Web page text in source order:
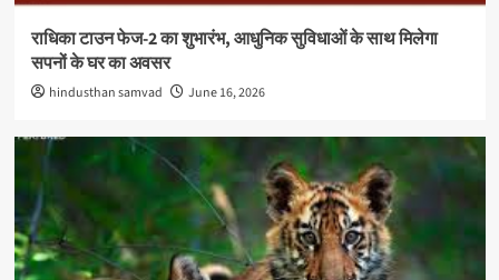
राधिका टाउन फेज-2 का शुभारंभ, आधुनिक सुविधाओं के साथ मिलेगा
सपनों के घर का अवसर
hindusthan samvad June 16, 2026